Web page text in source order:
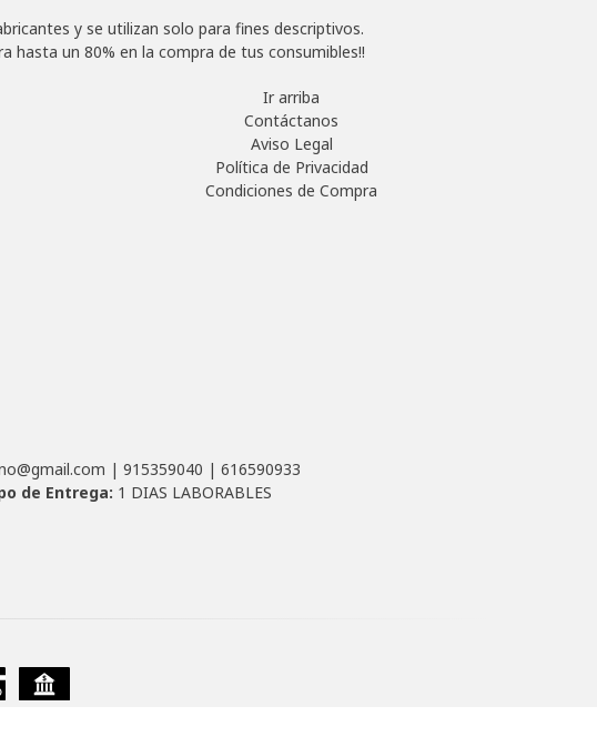
y se utilizan solo para fines descriptivos.
hasta un 80% en la compra de tus consumibles!!
Ir arriba
Contáctanos
Aviso Legal
Política de Privacidad
Condiciones de Compra
| 915359040 | 616590933
de Entrega: 1 DIAS LABORABLES